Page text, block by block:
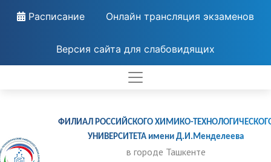
Расписание Онлайн трансляция экзаменов
Версия сайта для слабовидящих
ФИЛИАЛ РОССИЙСКОГО ХИМИКО-
УНИВЕРСИТЕТА имени Д.И.Менделеева
в городе Ташкенте